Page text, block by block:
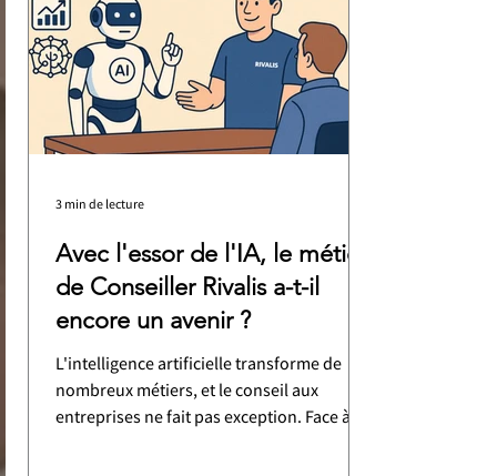
Avec l'essor de l'IA, le métier
de Conseiller Rivalis a-t-il
encore un avenir ?
L'intelligence artificielle transforme de
nombreux métiers, et le conseil aux
entreprises ne fait pas exception. Face à
3 min de lecture